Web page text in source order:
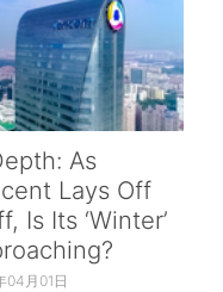
As
Lays Off
Is Its ‘Winter’
04月01日